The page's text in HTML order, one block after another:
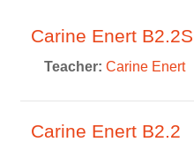
Carine Enert
Teacher: Carine Enert
Carine Enert B2.2